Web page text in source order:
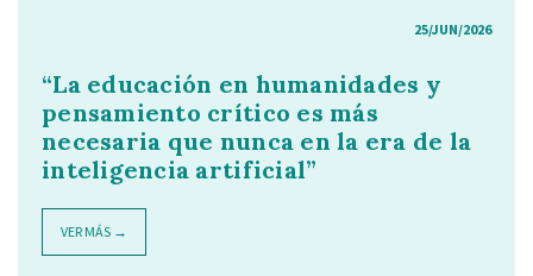
25/JUN/2026
“La educación en humanidades y
pensamiento crítico es más
necesaria que nunca en la era de la
inteligencia artificial”
VER MÁS →